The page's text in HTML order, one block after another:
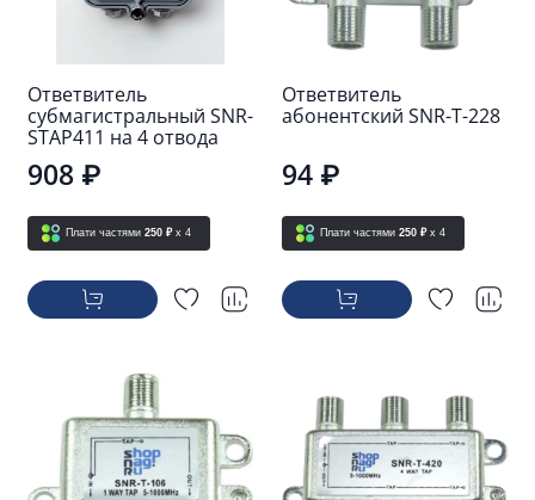
Ответвитель
субмагистральный SNR-
STAP411 на 4 отвода
908 ₽
Плати частями 250 ₽ x 4
Ответвитель
абонентский SNR-T-228
94 ₽
Плати частями 250 ₽ x 4